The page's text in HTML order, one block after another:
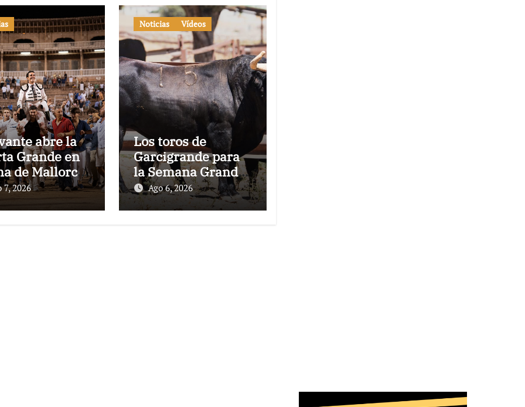
abre la
Grande en
de Mallorca
gran tarde
Cuvillo
7, 2026
Noticias Vídeos
Los toros de
Garcigrande para
la Semana Grande
Donostiarra
Ago 6, 2026